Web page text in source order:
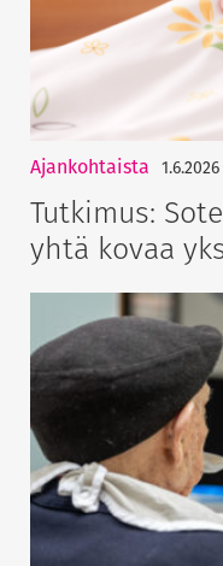
Ajankohtaista 1.6.2026
Tutkimus:
yhtä kovaa